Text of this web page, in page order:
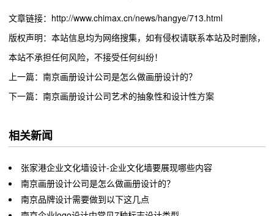
文章链接：http://www.chimax.cn/news/hangye/713.html
版权声明：本站信息均为网络搜集，如有侵权请联系本站及时删除，
本站不承担任何风险，不接受任何纠纷！
上一篇：南京画册设计公司是怎么做画册设计的？
下一篇：南京画册设计公司艺术的抽象性和设计性方案
相关新闻
张家港企业文化墙设计-企业文化墙要展现哪些内容
南京画册设计公司是怎么做画册设计的？
南京品牌设计需要做到以下这几点